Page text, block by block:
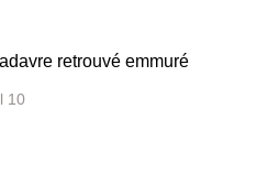
retrouvé emmuré
10